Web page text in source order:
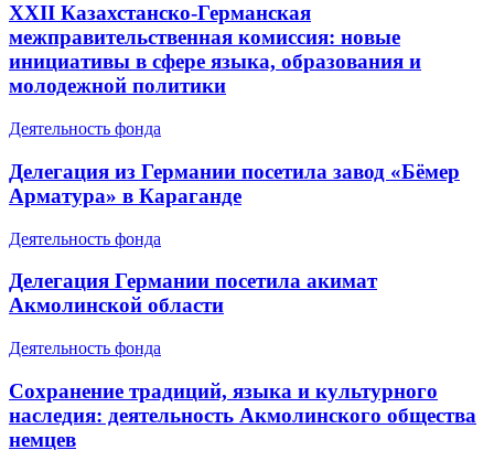
XXII Казахстанско-Германская
межправительственная комиссия: новые
инициативы в сфере языка, образования и
молодежной политики
Деятельность фонда
Делегация из Германии посетила завод «Бёмер
Арматура» в Караганде
Деятельность фонда
Делегация Германии посетила акимат
Акмолинской области
Деятельность фонда
Сохранение традиций, языка и культурного
наследия: деятельность Акмолинского общества
немцев